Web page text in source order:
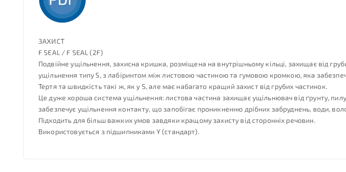
ЗАХИСТ
F SEAL / F SEAL (2F)
Подвійне ущільнення, захисна кришка, розміщена на внутрішньому кільці, захищає від
ущільнення типу S, з лабіринтом між листовою частиною та гумовою кромкою, яка
Тертя та швидкість такі ж, як у S, але має набагато кращий захист від грубих частинок.
Це дуже хороша система ущільнення: листова частина захищає ущільнювач від ґрунту,
забезпечує ущільнення контакту, що запобігає проникненню дрібних забруднень, води,
Підходить для більш важких умов завдяки кращому захисту від сторонніх речовин.
Використовується з підшипниками Y (стандарт).